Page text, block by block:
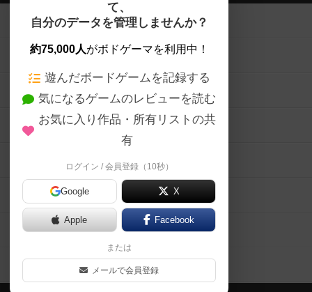
て、
自分のデータを管理しませんか？
約75,000人がボドゲーマを利用中！
遊んだボードゲームを記録する
気になるゲームのレビューを読む
お気に入り作品・所有リストの共
有
ログイン / 会員登録（10秒）
Google X
Apple Facebook
または
メールで会員登録
ボードゲームを検索する
ボードゲームの新着レビュー
ボードゲーム会情報
メカニクス特集
掲示板・トピックス
ボドとも・会員一覧
ボードゲーム業界コラム
ボドゲーマご利用案内